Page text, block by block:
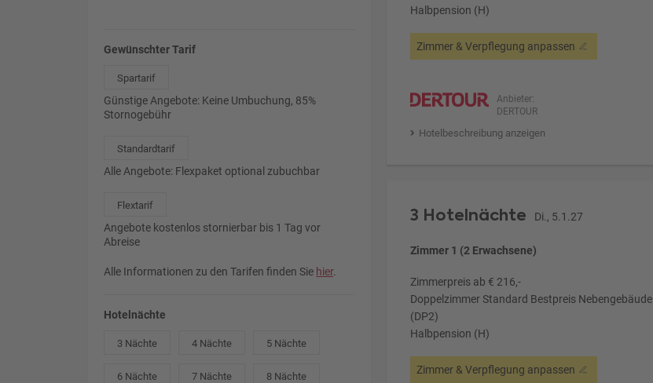
Gewünschter Tarif
Spartarif
Günstige Angebote: Keine Umbuchung, 85%
Stornogebühr
Standardtarif
Alle Angebote: Flexpaket optional zubuchbar
Flextarif
Angebote kostenlos stornierbar bis 1 Tag vor
Abreise
Alle Informationen zu den Tarifen finden Sie hier.
Hotelnächte
3 Nächte 4 Nächte 5 Nächte
6 Nächte 7 Nächte 8 Nächte
Halbpension (H)
Zimmer & Verpflegung anpassen
Anbieter:
DERTOUR
Hotelbeschreibung anzeigen
3 Hotelnächte Di., 5.1.27
Zimmer 1 (2 Erwachsene)
Zimmerpreis ab € 216,-
Doppelzimmer Standard Bestpreis Nebengebäude
(DP2)
Halbpension (H)
Zimmer & Verpflegung anpassen